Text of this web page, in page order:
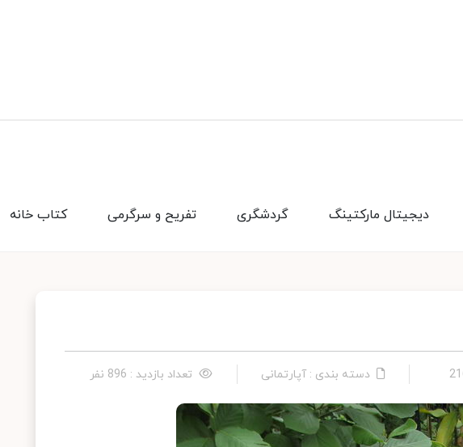
کتاب خانه تفریح و سرگرمی گردشگری دیجیتال مارکتینگ
دسته بندی : آپارتمانی تعداد بازدید : 896 نفر